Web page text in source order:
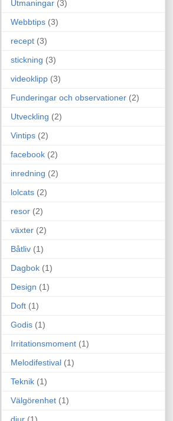
Utmaningar (3)
Webbtips (3)
recept (3)
stickning (3)
videoklipp (3)
Funderingar och observationer (2)
Utveckling (2)
Vintips (2)
facebook (2)
inredning (2)
lolcats (2)
resor (2)
växter (2)
Båtliv (1)
Dagbok (1)
Design (1)
Doft (1)
Godis (1)
Irritationsmoment (1)
Melodifestival (1)
Teknik (1)
Välgörenhet (1)